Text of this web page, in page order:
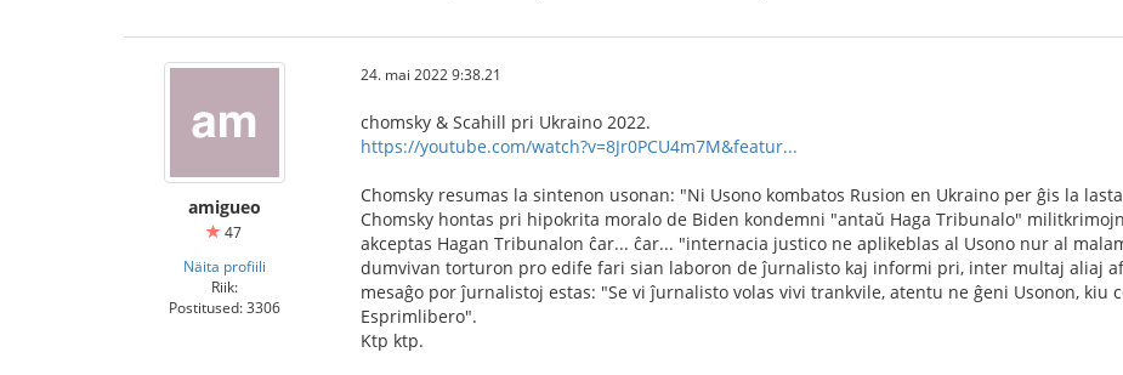
amigueo
47
Näita profiili
Riik:
Postitused: 3306
24. mai 2022 9:38.21
chomsky & Scahill pri Ukraino 2022.
https://youtube.com/watch?v=8Jr0PCU4m7M&featur...
Chomsky resumas la sintenon usonan: "Ni Usono kombatos Rusion en Ukraino per ĝis la
Chomsky hontas pri hipokrita moralo de Biden kondemni "antaŭ Haga Tribunalo"
akceptas Hagan Tribunalon ĉar... ĉar... "internacia justico ne aplikeblas al Usono nur al
dumvivan torturon pro edife fari sian laboron de ĵurnalisto kaj informi pri, inter multaj aliaj
mesaĝo por ĵurnalistoj estas: "Se vi ĵurnalisto volas vivi trankvile, atentu ne ĝeni Usonon, kiu
Esprimlibero".
Ktp ktp.